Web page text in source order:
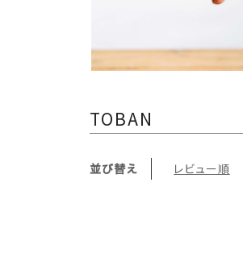
TOBAN
並び替え レビュー順